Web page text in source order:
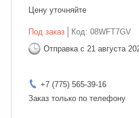
Цену уточняйте
Под заказ Код: 08WFT7GV
Отправка с 21 августа
+7 (775) 565-39-16
Заказ только по телефону